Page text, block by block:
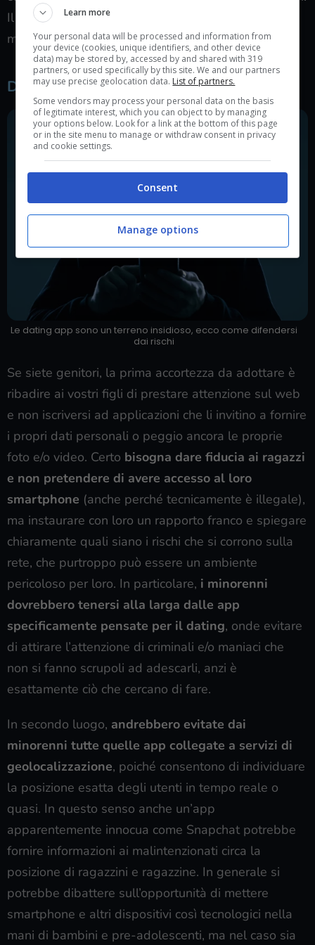
Il problema insomma è grave: come proteggere i
minori da questi rischi?
Dating app, come difendersi dalle molestie?
Le dating app sono un terreno insidioso, ecco come difendersi
dai rischi
Se siete genitori, la prima accortezza da adottare è
ribadire ai vostri figli di prestare attenzione sul web
e non iscriversi ad applicazioni che li invitino a fornire
i propri dati personali o peggio ancora le proprie
foto e/o video. Certo bisogna dare fiducia ai ragazzi
e non pretendere di avere accesso al loro
smartphone (anche perché tecnicamente è illegale),
ma instaurare con loro un rapporto franco e spiegare
chiaramente quali siano i rischi che si corrono sulla
rete, che purtroppo può essere un ambiente
pericoloso per loro. In particolare, i minorenni
dovrebbero tenersi alla larga dalle app
specificamente pensate per il dating, onde evitare
di attirare l’attenzione di criminali e/o maniaci che
non si fanno scrupoli ad adescarli, anzi è
esattamente ciò che cercano di fare.
In secondo luogo, andrebbero evitate dai
minorenni tutte quelle app collegate a servizi di
geolocalizzazione, poiché consentono di individuare
la posizione esatta degli utenti in tempo reale o
quasi. In questo senso anche un’app
apparentemente innocua come Snapchat potrebbe
fornire informazioni ai malintenzionati circa la
posizione di ragazzini e ragazzine. In generale si
potrebbe dibattere sull’opportunità di mettere
smartphone e altri dispositivi così tecnologici nella
mani di bambini e pre-adolescenti, ma nel caso sia
Learn more
Your personal data will be processed and information from
your device (cookies, unique identifiers, and other device
data) may be stored by, accessed by and shared with 319
partners, or used specifically by this site. We and our partners
may use precise geolocation data. List of partners.
Some vendors may process your personal data on the basis
of legitimate interest, which you can object to by managing
your options below. Look for a link at the bottom of this page
or in the site menu to manage or withdraw consent in privacy
and cookie settings.
Consent
Manage options